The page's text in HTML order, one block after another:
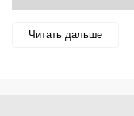
Читать дальше